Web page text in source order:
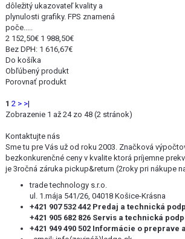
dôležitý ukazovateľ kvality a
plynulosti grafiky. FPS znamená
poče.....
2 152,50€ 1 988,50€
Bez DPH: 1 616,67€
Do košíka
Obľúbený produkt
Porovnať produkt
1 2 > >|
Zobrazenie 1 až 24 zo 48 (2 stránok)
Kontaktujte nás
Sme tu pre Vás už od roku 2003. Značková
bezkonkurenčné ceny v kvalite ktorá príjemne
je 3ročná záruka pickup&return (2roky pri nákupe
trade technology s.r.o.
ul. 1.mája 541/26, 04018 Košice-Krásna
+421 907 532 442 Predaj a technická
+421 905 682 826 Servis a technická
+421 949 490 502 Informácie o